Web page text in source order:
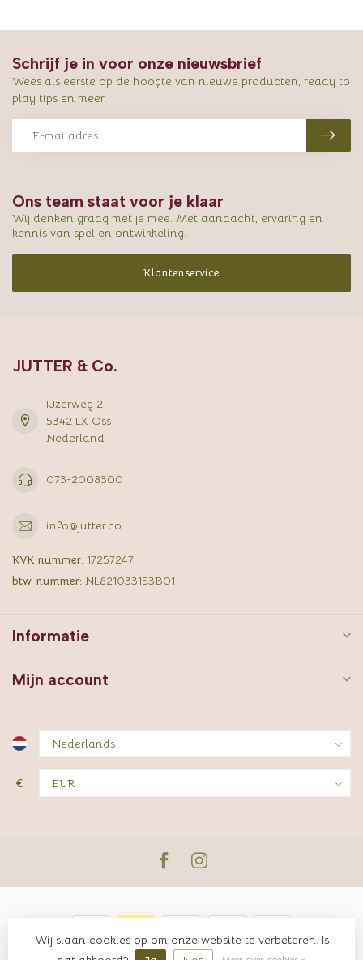
Ons team staat voor je klaar
Wij denken graag met je mee. Met aandacht, ervaring en
kennis van spel en ontwikkeling.
Klantenservice
Schrijf je in voor onze nieuwsbrief
Wees als eerste op de hoogte van nieuwe producten, ready to
play tips en meer!
JUTTER & Co.
IJzerweg 2
5342 LX Oss
Nederland
073-2008300
info@jutter.co
KVK nummer: 17257247
btw-nummer: NL821033153B01
Informatie
Mijn account
€
Wij slaan cookies op om onze website te verbeteren. Is